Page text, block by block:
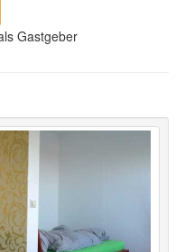
Gastgeber